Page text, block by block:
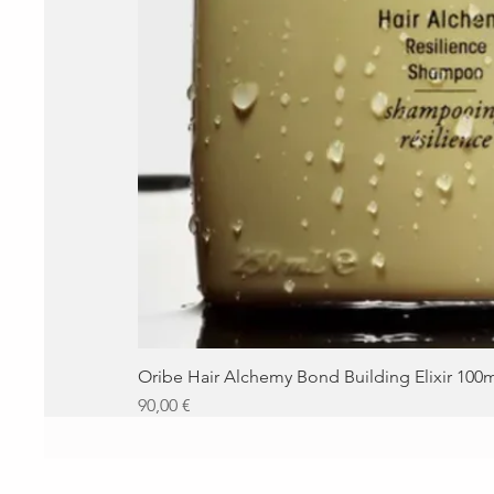
Oribe Hair Alchemy Bond Building Elixir
Precio
90,00 €